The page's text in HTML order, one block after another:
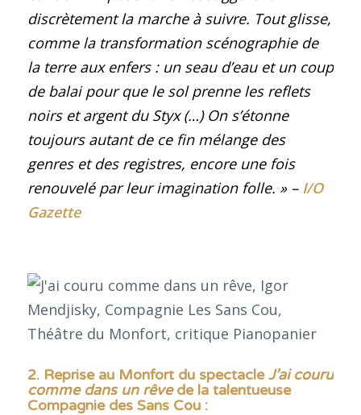
discrètement la marche à suivre. Tout glisse,
comme la transformation scénographie de
la terre aux enfers : un seau d’eau et un coup
de balai pour que le sol prenne les reflets
noirs et argent du Styx (…) On s’étonne
toujours autant de ce fin mélange des
genres et des registres, encore une fois
renouvelé par leur imagination folle. » – I/O
Gazette
2. Reprise au Monfort du spectacleJ’ai couru
comme dans un rêvedela talentueuse
Compagnie des Sans Cou :